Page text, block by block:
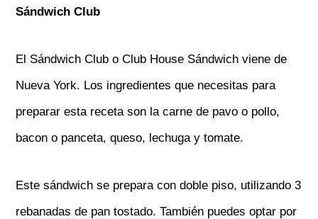
Sándwich Club
El Sándwich Club o Club House Sándwich viene de
Nueva York. Los ingredientes que necesitas para
preparar esta receta son la carne de pavo o pollo,
bacon o panceta, queso, lechuga y tomate.
Este sándwich se prepara con doble piso, utilizando 3
rebanadas de pan tostado. También puedes optar por